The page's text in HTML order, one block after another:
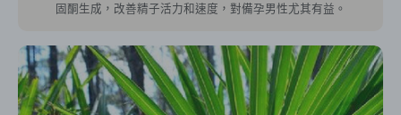
固酮生成，改善精子活力和速度，對備孕男性尤其有益。